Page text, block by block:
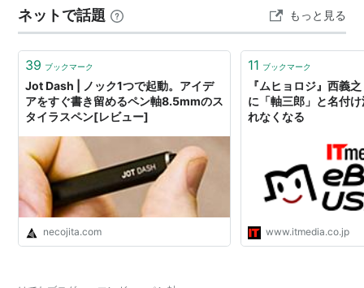
ネットで話題 もっと見る
39 ブックマーク
Jot Dash | ノック1つで起動。アイデ
アをすぐ書き留めるペン軸8.5mmのス
タイラスペン[レビュー]
necojita.com
11 ブックマーク
『ムヒョロジ』西義
に「軸三郎」と名付
れなくなる
www.itmedia.co.jp